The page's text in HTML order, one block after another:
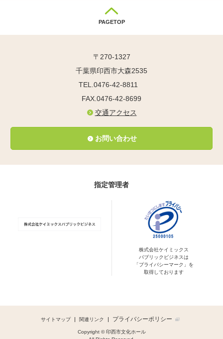
PAGETOP
〒270-1327
千葉県印西市大森2535
TEL.0476-42-8811
FAX.0476-42-8699
交通アクセス
お問い合わせ
指定管理者
株式会社ケイミックス
パブリックビジネスは
「プライバシーマーク」を
取得しております
サイトマップ 関連リンク プライバシーポリシー
Copyright © 印西市文化ホール